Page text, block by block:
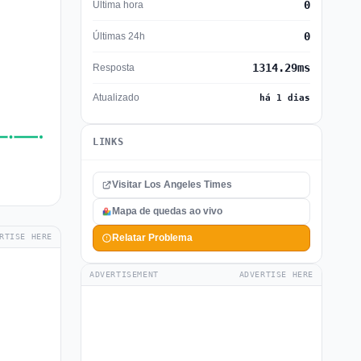
HERE
Última hora 0
Últimas 24h 0
Resposta 1314.29ms
Atualizado há 1 dias
LINKS
Visitar Los Angeles Times
Mapa de quedas ao vivo
Relatar Problema
ADVERTISEMENT ADVERTISE HERE